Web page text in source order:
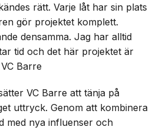
rätt. Varje låt har sin plats
gör projektet komplett.
densamma. Jag har alltid
tid och det här projektet är
VC Barre
VC Barre att tänja på
uttryck. Genom att kombinera
med nya influenser och